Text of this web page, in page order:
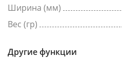
Ширина (мм)
Вес (гр)
Другие функции